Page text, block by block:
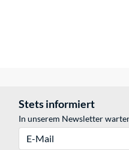
Stets informiert
In unserem Newsletter